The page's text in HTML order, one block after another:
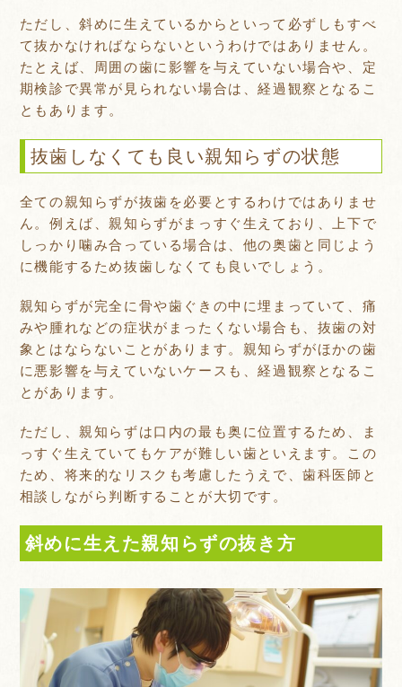
ただし、斜めに生えているからといって必ずしもすべ
て抜かなければならないというわけではありません。
たとえば、周囲の歯に影響を与えていない場合や、定
期検診で異常が見られない場合は、経過観察となるこ
ともあります。
抜歯しなくても良い親知らずの状態
全ての親知らずが抜歯を必要とするわけではありませ
ん。例えば、親知らずがまっすぐ生えており、上下で
しっかり噛み合っている場合は、他の奥歯と同じよう
に機能するため抜歯しなくても良いでしょう。
親知らずが完全に骨や歯ぐきの中に埋まっていて、痛
みや腫れなどの症状がまったくない場合も、抜歯の対
象とはならないことがあります。親知らずがほかの歯
に悪影響を与えていないケースも、経過観察となるこ
とがあります。
ただし、親知らずは口内の最も奥に位置するため、ま
っすぐ生えていてもケアが難しい歯といえます。この
ため、将来的なリスクも考慮したうえで、歯科医師と
相談しながら判断することが大切です。
斜めに生えた親知らずの抜き方